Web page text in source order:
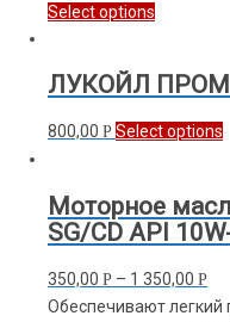
Select options
ЛУКОЙЛ
800,00 Р Select options
Моторное
SG/CD API
350,00 Р – 1 350,00 Р
Обеспечивают легкий